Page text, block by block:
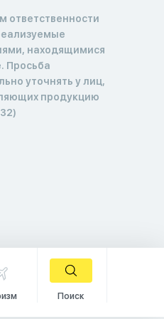
ответственности
находящимися
Просьба
уточнять у лиц,
продукцию
Поиск